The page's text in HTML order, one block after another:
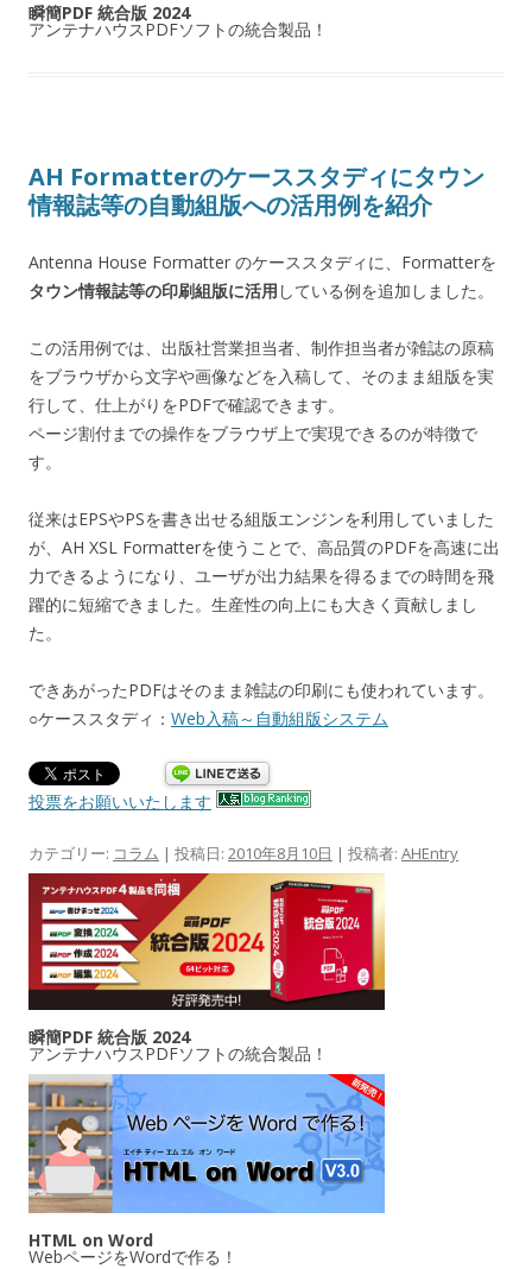
瞬簡PDF 統合版 2024
アンテナハウスPDFソフトの統合製品！
AH Formatterのケーススタディにタウン
情報誌等の自動組版への活用例を紹介
Antenna House Formatter のケーススタディに、Formatterを
タウン情報誌等の印刷組版に活用 している例を追加しました。
この活用例では、出版社営業担当者、制作担当者が雑誌の原稿
をブラウザから文字や画像などを入稿して、そのまま組版を実
行して、仕上がりをPDFで確認できます。
ページ割付までの操作をブラウザ上で実現できるのが特徴で
す。
従来はEPSやPSを書き出せる組版エンジンを利用していました
が、AH XSL Formatterを使うことで、高品質のPDFを高速に出
力できるようになり、ユーザが出力結果を得るまでの時間を飛
躍的に短縮できました。生産性の向上にも大きく貢献しまし
た。
できあがったPDFはそのまま雑誌の印刷にも使われています。
○ケーススタディ： Web入稿～自動組版システム
投票をお願いいたします
カテゴリー: コラム | 投稿日: 2010年8月10日 | 投稿者: AHEntry
瞬簡PDF 統合版 2024
アンテナハウスPDFソフトの統合製品！
HTML on Word
WebページをWordで作る！